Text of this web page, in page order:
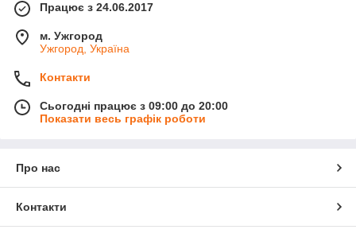
Працює з 24.06.2017
м. Ужгород
Ужгород, Україна
Контакти
Сьогодні працює з 09:00 до 20:00
Показати весь графік роботи
Про нас
Контакти